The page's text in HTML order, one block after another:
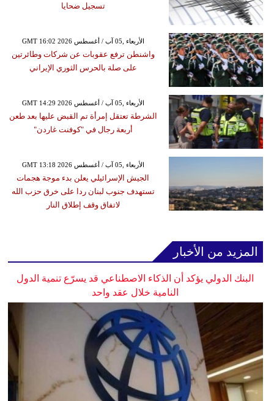
تسجيل ضحايا
GMT 16:02 2026 الأربعاء ,05 آب / أغسطس
واشنطن ترفع عقوبات عن شركات وطائرتين
على صلة بالحرس الثوري الإيراني
GMT 14:29 2026 الأربعاء ,05 آب / أغسطس
الشرطة تعتقل إمرأة تم القبض عليها بعد طعن
أربعة رجال في "كوفنت غاردن"
GMT 13:18 2026 الأربعاء ,05 آب / أغسطس
الجيش الإسرائيلي يعلن بدء موجة هجمات
تستهدف جنوب لبنان ردا على خرق حزب الله
لاتفاق وقف إطلاق النار
المزيد من الأخبار
البنك الدولي يؤكد أن الذكاء الاصطناعي قد يسرّع تنمية الدول
النامية خلال عقد واحد